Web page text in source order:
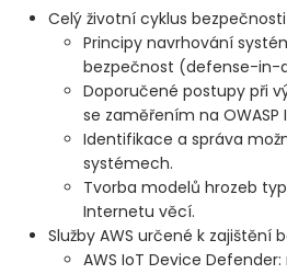
Celý životní cyklus
Principy navrhování
bezpečnost (defense-in-
Doporučené postupy při
se zaměřením na OWASP
Identifikace a správa
systémech.
Tvorba modelů hrozeb
Internetu věcí.
Služby AWS určené k zajištění
AWS IoT Device